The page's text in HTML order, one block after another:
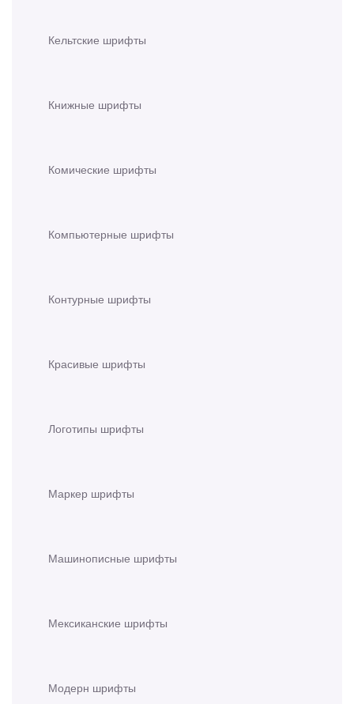
Кельтские шрифты
Книжные шрифты
Комические шрифты
Компьютерные шрифты
Контурные шрифты
Красивые шрифты
Логотипы шрифты
Маркер шрифты
Машинописные шрифты
Мексиканские шрифты
Модерн шрифты